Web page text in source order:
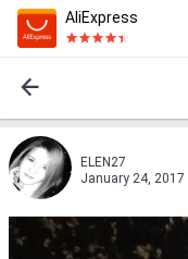
AliExpress
ELEN27
January 24, 2017